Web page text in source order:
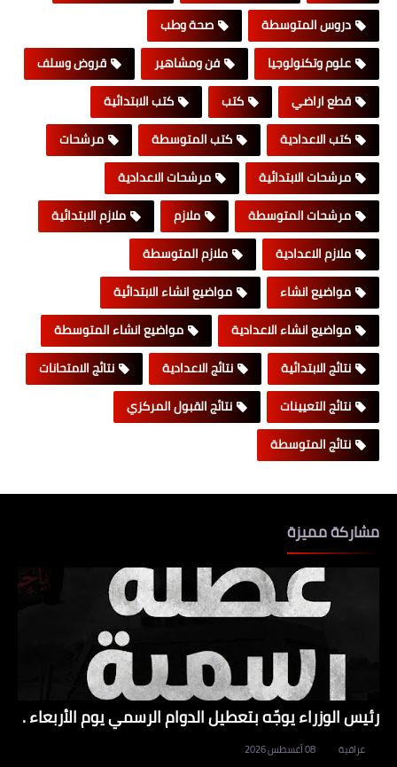
دروس المتوسطة
صحة وطب
علوم وتكنولوجيا
فن ومشاهير
قروض وسلف
قطع اراضي
كتب
كتب الابتدائية
كتب الاعدادية
كتب المتوسطة
مرشحات
مرشحات الابتدائية
مرشحات الاعدادية
مرشحات المتوسطة
ملازم
ملازم الابتدائية
ملازم الاعدادية
ملازم المتوسطة
مواضيع انشاء
مواضيع انشاء الابتدائية
مواضيع انشاء الاعدادية
مواضيع انشاء المتوسطة
نتائج الابتدائية
نتائج الاعدادية
نتائج الامتحانات
نتائج التعيينات
نتائج القبول المركزي
نتائج المتوسطة
مشاركة مميزة
رئيس الوزراء يوجّه بتعطيل الدوام الرسمي يوم الأربعاء .
عراقية 08 أغسطس 2026